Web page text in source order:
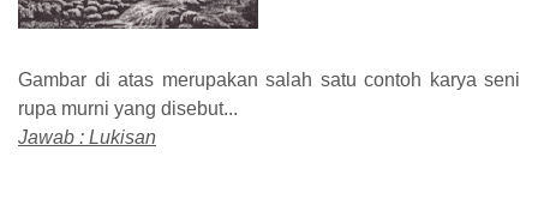
Gambar di atas merupakan salah satu contoh karya seni
rupa murni yang disebut...
Jawab : Lukisan